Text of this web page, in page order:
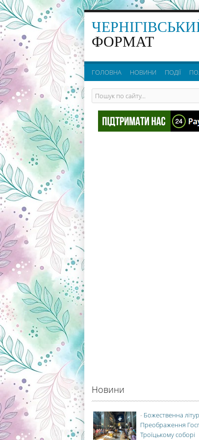
ФОРМАТ
ГОЛОВНА НОВИНИ ПОДІЇ
Новини
- Божественна
Преображення
Троїцькому соборі